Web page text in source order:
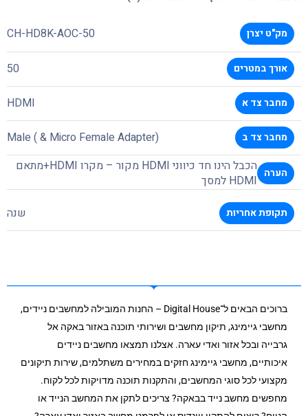
מק"ט יצרן CH-HD8K-AOC-50
אורך במטרים 50
מחבר צד א HDMI
מחבר צד ב Male ( & Micro Female Adapter)
הערה
הכבל הינו חד כיווני HDMI מקור – מקרו HDMI+מתאם
HDMI למסך
תקופת אחריות שנה
ברוכים הבאים ל־Digital House – החנות המובילה למחשבים ניידים,
מחשבי גיימינג, תיקון מחשבים ושירותי תוכנה באזור באקה אל
גרבייה ובכל אזור ואדי עארה. אצלנו תמצאו מחשבים ניידים
איכותיים, מחשבי גיימינג חזקים במחירים משתלמים, שירות תיקונים
מקצועי לכל סוגי המחשבים, והתקנות תוכנה מדויקות לכל לקוח.
מחפשים מחשב נייד בבאקה? צריכים לתקן את המחשב הנייד או